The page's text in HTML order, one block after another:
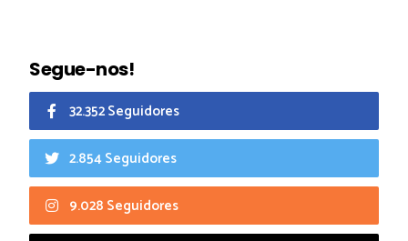
Segue-nos!
32.352 Seguidores
2.854 Seguidores
9.028 Seguidores